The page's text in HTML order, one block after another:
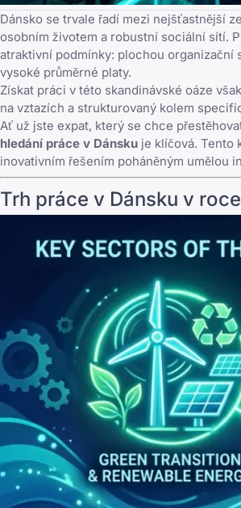
Dánsko se trvale řadí mezi nejšťastnější
osobním životem a robustní sociální sítí.
atraktivní podmínky: plochou organizační
vysoké průměrné platy.
Získat práci v této skandinávské oáze
na vztazích a strukturovaný kolem
Ať už jste expat, který se chce
hledání práce v Dánsku je klíčová. Tento
inovativním řešením poháněným umělou
Trh práce v Dánsku v